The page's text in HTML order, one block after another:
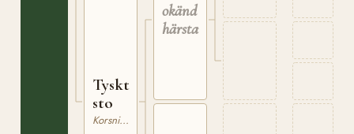
Tyskt
sto
Korsning / Ras saknas
okänd
härstamning